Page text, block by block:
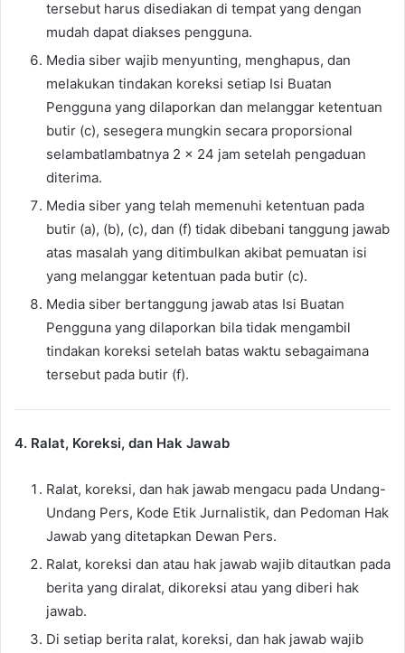
tersebut harus disediakan di tempat yang dengan
mudah dapat diakses pengguna.
Media siber wajib menyunting, menghapus, dan
melakukan tindakan koreksi setiap Isi Buatan
Pengguna yang dilaporkan dan melanggar ketentuan
butir (c), sesegera mungkin secara proporsional
selambatlambatnya 2 x 24 jam setelah pengaduan
diterima.
Media siber yang telah memenuhi ketentuan pada
butir (a), (b), (c), dan (f) tidak dibebani tanggung jawab
atas masalah yang ditimbulkan akibat pemuatan isi
yang melanggar ketentuan pada butir (c).
Media siber bertanggung jawab atas Isi Buatan
Pengguna yang dilaporkan bila tidak mengambil
tindakan koreksi setelah batas waktu sebagaimana
tersebut pada butir (f).
4. Ralat, Koreksi, dan Hak Jawab
Ralat, koreksi, dan hak jawab mengacu pada Undang-
Undang Pers, Kode Etik Jurnalistik, dan Pedoman Hak
Jawab yang ditetapkan Dewan Pers.
Ralat, koreksi dan atau hak jawab wajib ditautkan pada
berita yang diralat, dikoreksi atau yang diberi hak
jawab.
Di setiap berita ralat, koreksi, dan hak jawab wajib